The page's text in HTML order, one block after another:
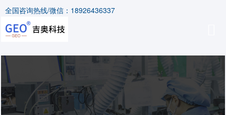
全国咨询热线/微信：18926436337